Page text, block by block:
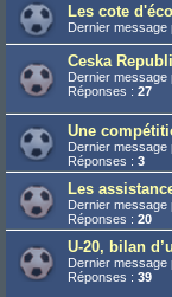
Les cote
Dernier message
Ceska
Dernier message
Réponses : 27
Une
Dernier message
Réponses : 3
Les
Dernier message
Réponses : 20
U-20, bilan
Dernier message
Réponses : 39